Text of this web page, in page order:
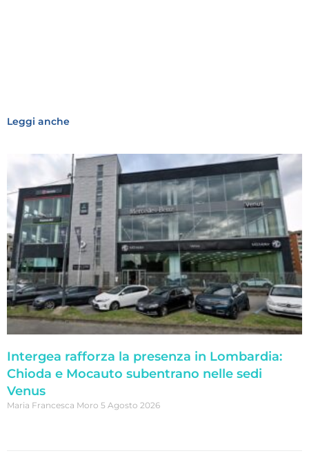
Leggi anche
Intergea rafforza la presenza in Lombardia:
Chioda e Mocauto subentrano nelle sedi
Venus
Maria Francesca Moro 5 Agosto 2026